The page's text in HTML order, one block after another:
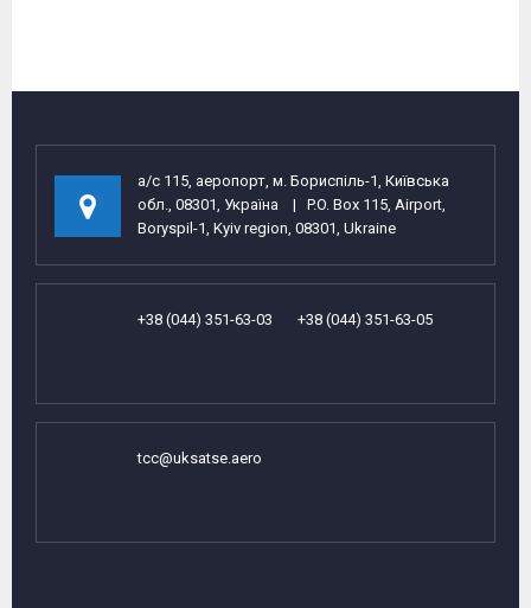
а/с 115, аеропорт, м. Бориспіль-1, Київська
обл., 08301, Україна | P.O. Box 115, Airport,
Boryspil-1, Kyiv region, 08301, Ukraine
+38 (044) 351-63-03 +38 (044) 351-63-05
tcc@uksatse.aero